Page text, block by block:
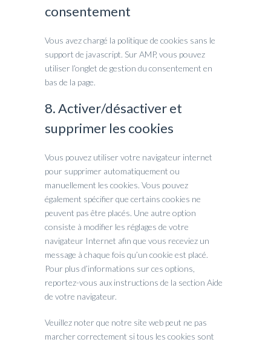
consentement
Vous avez chargé la politique de cookies sans le
support de javascript. Sur AMP, vous pouvez
utiliser l’onglet de gestion du consentement en
bas de la page.
8. Activer/désactiver et
supprimer les cookies
Vous pouvez utiliser votre navigateur internet
pour supprimer automatiquement ou
manuellement les cookies. Vous pouvez
également spécifier que certains cookies ne
peuvent pas être placés. Une autre option
consiste à modifier les réglages de votre
navigateur Internet afin que vous receviez un
message à chaque fois qu’un cookie est placé.
Pour plus d’informations sur ces options,
reportez-vous aux instructions de la section Aide
de votre navigateur.
Veuillez noter que notre site web peut ne pas
marcher correctement si tous les cookies sont